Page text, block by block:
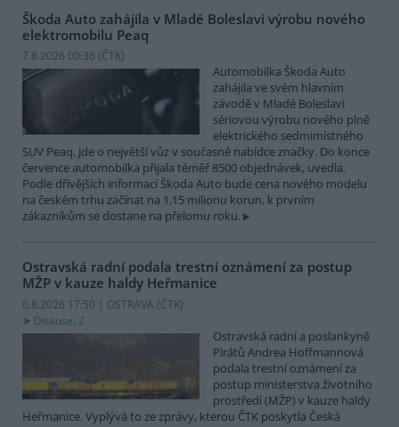
Škoda Auto zahájila v Mladé Boleslavi výrobu nového
elektromobilu Peaq
7.8.2026 00:36 (ČTK)
Automobilka Škoda Auto
zahájila ve svém hlavním
závodě v Mladé Boleslavi
sériovou výrobu nového plně
elektrického sedmimístného
SUV Peaq. Jde o největší vůz v současné nabídce značky. Do konce
července automobilka přijala téměř 8500 objednávek, uvedla.
Podle dřívějších informací Škoda Auto bude cena nového modelu
na českém trhu začínat na 1,15 milionu korun, k prvním
zákazníkům se dostane na přelomu roku.
Ostravská radní podala trestní oznámení za postup
MŽP v kauze haldy Heřmanice
6.8.2026 17:50 | OSTRAVA (ČTK)
Diskuse: 2
Ostravská radní a poslankyně
Pirátů Andrea Hoffmannová
podala trestní oznámení za
postup ministerstva životního
prostředí (MŽP) v kauze haldy
Heřmanice. Vyplývá to ze zprávy, kterou ČTK poskytla Česká